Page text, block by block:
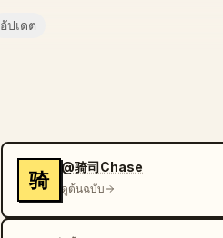
อัปเดต
骑
@骑司Chase
ดูต้นฉบับ